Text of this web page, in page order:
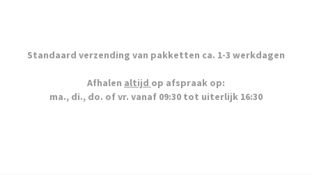
Standaard verzending van pakketten ca. 1-3 werkdagen
Afhalen altijd op afspraak op:
ma., di., do. of vr. vanaf 09:30 tot uiterlijk 16:30